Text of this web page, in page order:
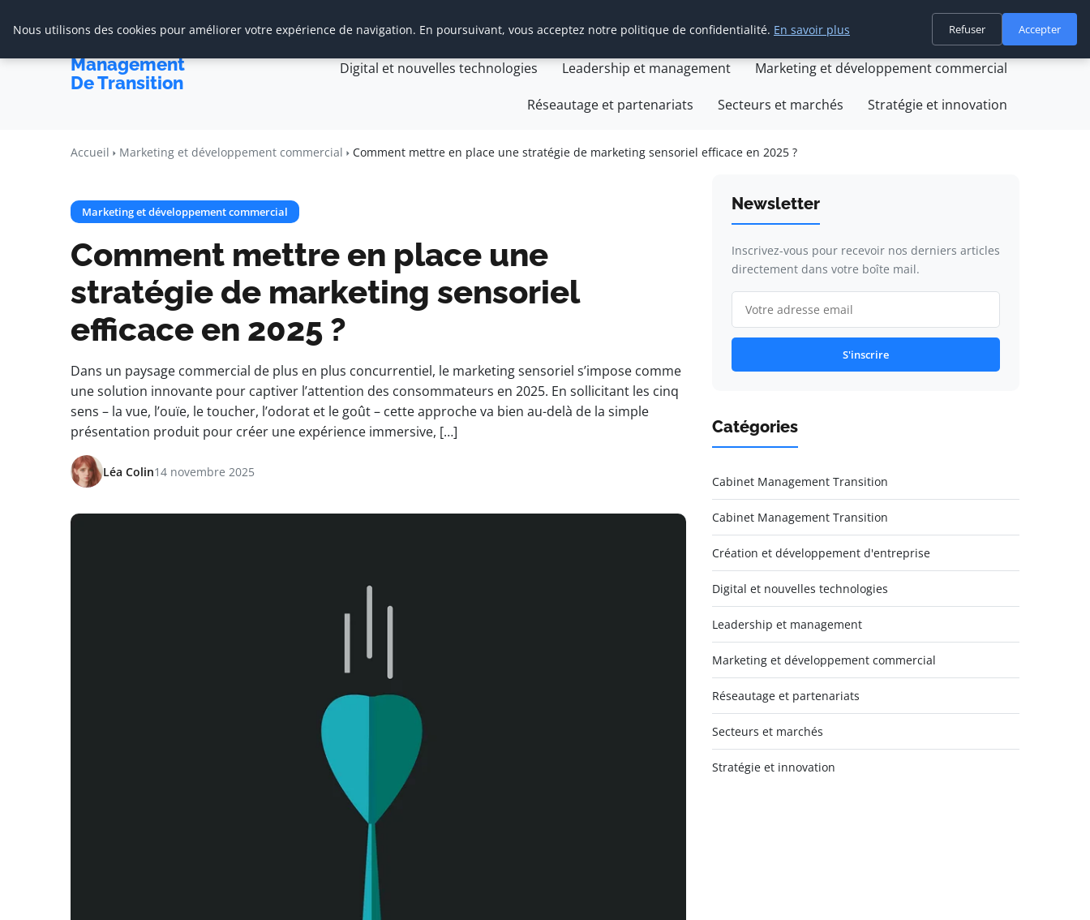
Management
De Transition
Accueil Cabinet Management Transition Cabinet Management Transition Création et développement d'entreprise
Digital et nouvelles technologies Leadership et management Marketing et développement commercial
Réseautage et partenariats Secteurs et marchés Stratégie et innovation
Accueil Marketing et développement commercial Comment mettre en place une stratégie de marketing sensoriel efficace en 2025 ?
Marketing et développement commercial
Comment mettre en place une
stratégie de marketing sensoriel
efficace en 2025 ?
Dans un paysage commercial de plus en plus concurrentiel, le marketing sensoriel s’impose comme
une solution innovante pour captiver l’attention des consommateurs en 2025. En sollicitant les cinq
sens – la vue, l’ouïe, le toucher, l’odorat et le goût – cette approche va bien au-delà de la simple
présentation produit pour créer une expérience immersive, […]
Léa Colin14 novembre 2025
Newsletter
Inscrivez-vous pour recevoir nos derniers articles
directement dans votre boîte mail.
S'inscrire
Catégories
Cabinet Management Transition
Cabinet Management Transition
Création et développement d'entreprise
Digital et nouvelles technologies
Leadership et management
Marketing et développement commercial
Réseautage et partenariats
Secteurs et marchés
Stratégie et innovation
Nous utilisons des cookies pour améliorer votre expérience de navigation. En poursuivant, vous acceptez notre politique de confidentialité. En savoir plus Refuser Accepter